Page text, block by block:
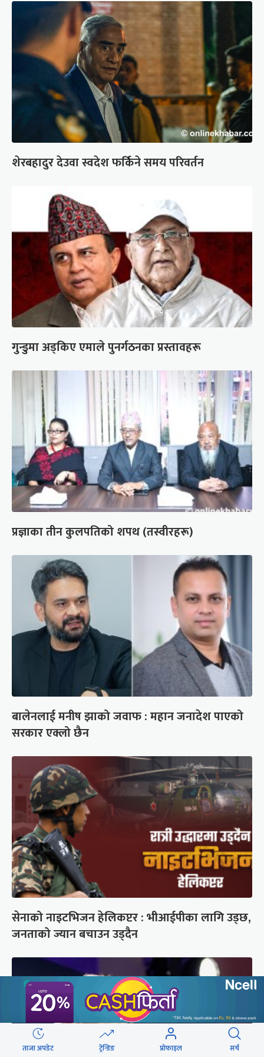
शेरबहादुर देउवा स्वदेश फर्किने समय परिवर्तन
गुन्डुमा अड्किए एमाले पुनर्गठनका प्रस्तावहरू
प्रज्ञाका तीन कुलपतिको शपथ (तस्वीरहरू)
बालेनलाई मनीष झाको जवाफ : महान जनादेश पाएको
सरकार एक्लो छैन
सेनाको नाइटभिजन हेलिकप्टर : भीआईपीका लागि उड्छ,
जनताको ज्यान बचाउन उड्दैन
ताजा अपडेट ट्रेन्डिङ प्रोफाइल सर्च